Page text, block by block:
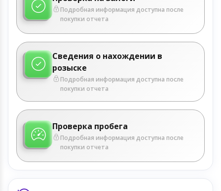
Подробная информация доступна после
покупки отчета
Сведения о нахождении в
розыске
Подробная информация доступна после
покупки отчета
Проверка пробега
Подробная информация доступна после
покупки отчета